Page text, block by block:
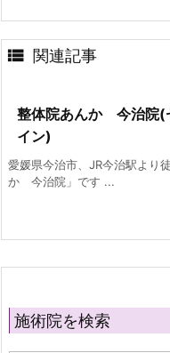
 関連記事
整体院あんか 今治院(
イン)
愛媛県今治市、JR今治駅より
か 今治院」です ...
施術院を検索